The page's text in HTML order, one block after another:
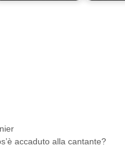
accaduto alla cantante?